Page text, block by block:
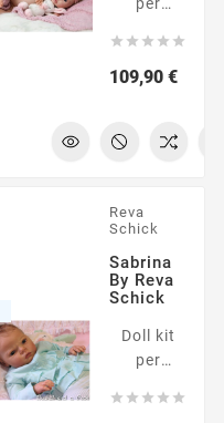
del
modello.
una
bambola
in vinile
dipinte.
La foto
una
possibile
    
109,90 €
Reva
Schick
Sabrina
By Reva
Schick
Doll kit
per
una
    